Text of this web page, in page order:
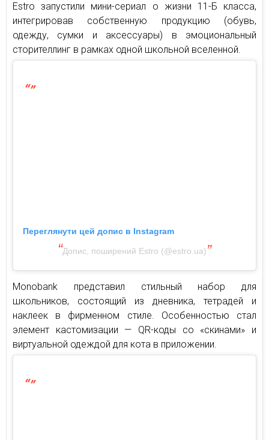
Estro запустили мини-сериал о жизни 11-Б класса,
интегрировав собственную продукцию (обувь,
одежду, сумки и аксессуары) в эмоциональный
сторителлинг в рамках одной школьной вселенной.
Переглянути цей допис в Instagram
Допис, поширений Estro (@estro.ua)
Monobank представил стильный набор для
школьников, состоящий из дневника, тетрадей и
наклеек в фирменном стиле. Особенностью стал
элемент кастомизации — QR-коды со «скинами» и
виртуальной одеждой для кота в приложении.